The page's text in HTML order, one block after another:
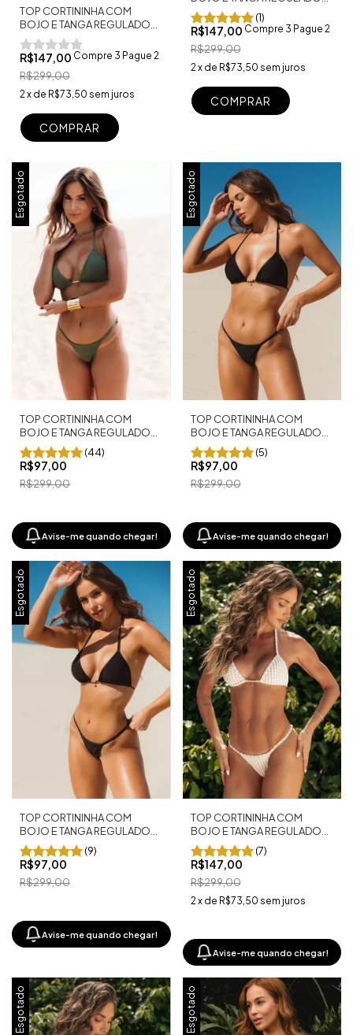
TOP CORTININHA COM
BOJO E TANGA REGULADOR
FIO DENTAL TULUM NUDE
R$147,00 Compre 3 Pague 2
R$299,00
2 x de R$73,50 sem juros
COMPRAR
FIO DENTAL CAPRI BRANCO
(1)
R$147,00 Compre 3 Pague 2
R$299,00
2x de R$73,50 sem juros
COMPRAR
Esgotado
TOP CORTININHA COM
BOJO E TANGA REGULADOR
FIO DENTAL SHINE VERDE
(44)
R$97,00
R$299,00
Avise-me quando chegar!
Esgotado
TOP CORTININHA COM
BOJO E TANGA REGULADOR
FIO DENTAL PRETO
(5)
R$97,00
R$299,00
Avise-me quando chegar!
Esgotado
TOP CORTININHA COM
BOJO E TANGA REGULADOR
FIO DENTAL PRETO
(9)
R$97,00
R$299,00
Avise-me quando chegar!
Esgotado
TOP CORTININHA COM
BOJO E TANGA REGULADOR
FIO DENTAL MALTA NUDE
(7)
R$147,00
R$299,00
2x de R$73,50 sem juros
Avise-me quando chegar!
Esgotado Esgotado